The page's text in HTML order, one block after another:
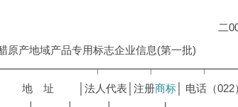
二00
域产品专用标志企业信息(第一批)
人代表│注册商标 │ 电话（022